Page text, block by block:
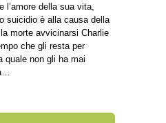
l’amore della sua vita,
suicidio è alla causa della
morte avvicinarsi Charlie
che gli resta per
quale non gli ha mai